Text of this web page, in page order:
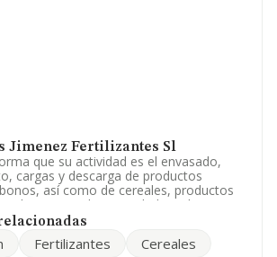
Jimenez Fertilizantes Sl
que su actividad es el envasado,
cargas y descarga de productos
así como de cereales, productos
y piensos. las actividades relativas a
y transitarios. el depo. La
Su CNAE corresponde a 4685 con
Fertilizantes
Cereales